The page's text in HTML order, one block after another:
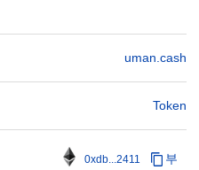
uman.cash
Token
0xdb...2411 부